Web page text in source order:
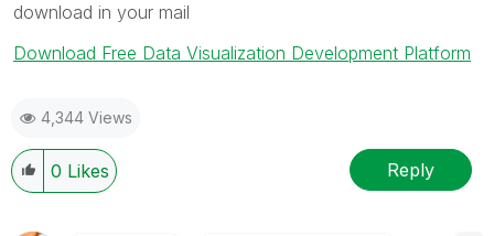
download in your mail
Download Free Data Visualization Development Platform
4,344 Views
0 Likes Reply